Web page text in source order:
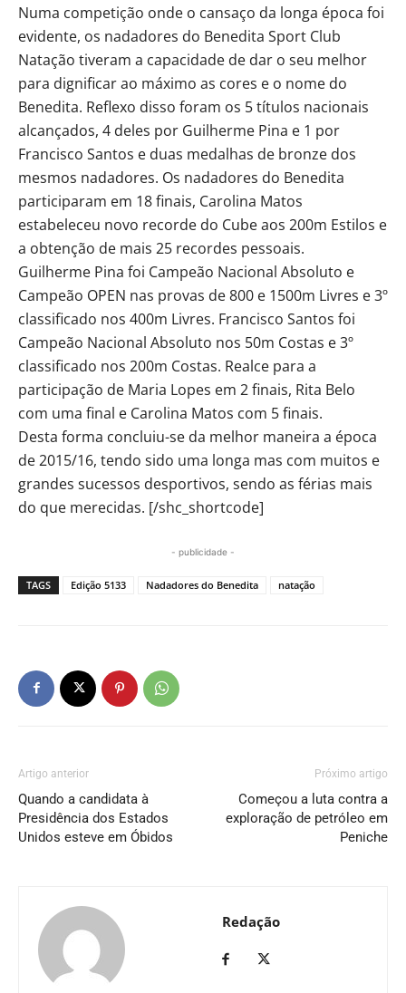
Numa competição onde o cansaço da longa época foi
evidente, os nadadores do Benedita Sport Club
Natação tiveram a capacidade de dar o seu melhor
para dignificar ao máximo as cores e o nome do
Benedita. Reflexo disso foram os 5 títulos nacionais
alcançados, 4 deles por Guilherme Pina e 1 por
Francisco Santos e duas medalhas de bronze dos
mesmos nadadores. Os nadadores do Benedita
participaram em 18 finais, Carolina Matos
estabeleceu novo recorde do Cube aos 200m Estilos e
a obtenção de mais 25 recordes pessoais.
Guilherme Pina foi Campeão Nacional Absoluto e
Campeão OPEN nas provas de 800 e 1500m Livres e 3º
classificado nos 400m Livres. Francisco Santos foi
Campeão Nacional Absoluto nos 50m Costas e 3º
classificado nos 200m Costas. Realce para a
participação de Maria Lopes em 2 finais, Rita Belo
com uma final e Carolina Matos com 5 finais.
Desta forma concluiu-se da melhor maneira a época
de 2015/16, tendo sido uma longa mas com muitos e
grandes sucessos desportivos, sendo as férias mais
do que merecidas. [/shc_shortcode]
- publicidade -
TAGS Edição 5133 Nadadores do Benedita natação
Artigo anterior
Quando a candidata à
Presidência dos Estados
Unidos esteve em Óbidos
Próximo artigo
Começou a luta contra a
exploração de petróleo em
Peniche
Redação